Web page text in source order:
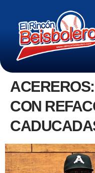
CON